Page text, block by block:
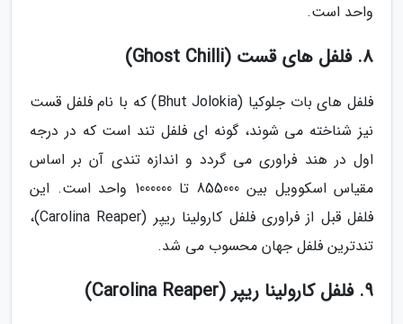
واحد است.
8. فلفل های قست (Ghost Chilli)
فلفل های بات جلوکیا (Bhut Jolokia) که با نام فلفل قست
نیز شناخته می شوند، گونه ای فلفل تند است که در درجه
اول در هند فراوری می گردد و اندازه تندی آن بر اساس
مقیاس اسکوویل بین 855000 تا 1000000 واحد است. این
فلفل قبل از فراوری فلفل کارولینا ریپر (Carolina Reaper)،
تندترین فلفل جهان محسوب می شد.
9. فلفل کارولینا ریپر (Carolina Reaper)